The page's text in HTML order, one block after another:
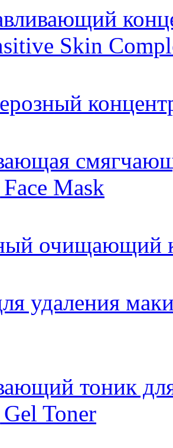
Skin
Mask
очищающий
удаления
тоник
Toner